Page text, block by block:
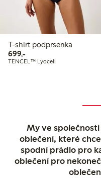
T-shirt podprsenka
699,-699,00 Kč
TENCEL™ Lyocell
My ve
oblečení, které
spodní prádlo pro
oblečení pro